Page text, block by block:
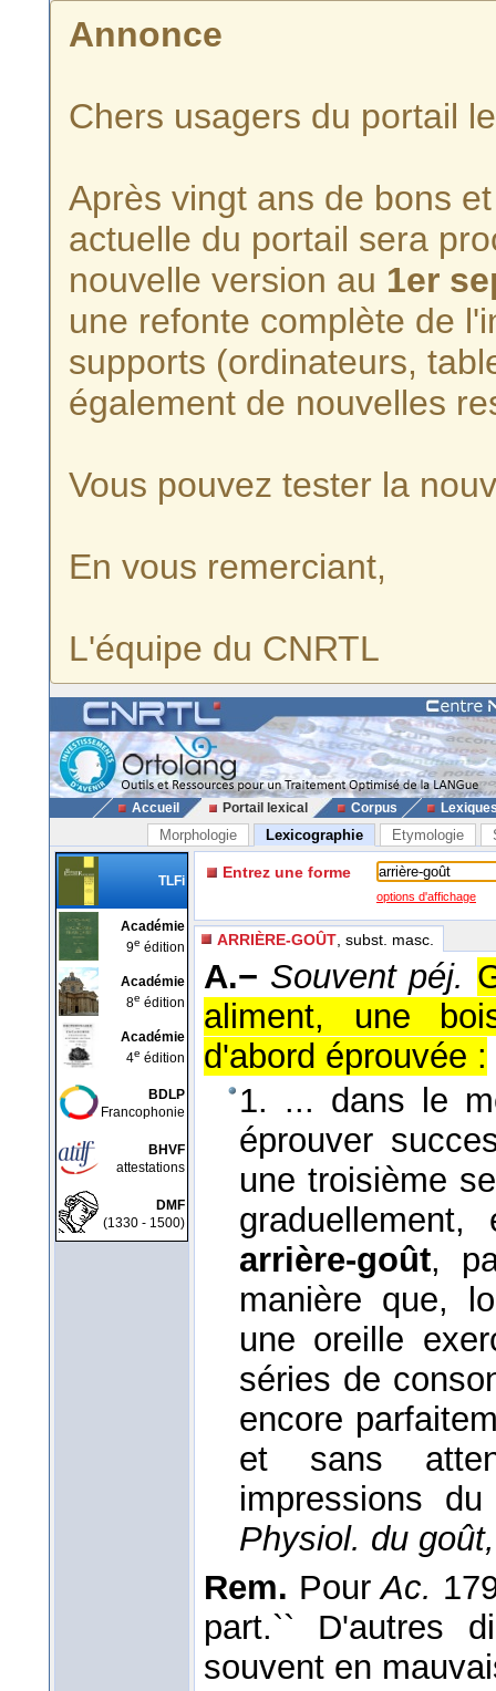
Annonce
Chers usagers du portail
Après vingt ans de bons
actuelle du portail sera
nouvelle version au 1er
une refonte complète de
supports (ordinateurs,
également de nouvelles
Vous pouvez tester la
En vous remerciant,
L'équipe du CNRTL
Accueil Portail lexical Corpus
Morphologie Lexicographie Etymologie
TLFi
Académie
9e édition
Académie
8e édition
Académie
4e édition
BDLP
Francophonie
BHVF
attestations
DMF
(1330 - 1500)
Entrez une forme
options d'affichage
ARRIÈRE-GOÛT , subst. masc.
A.− Souvent péj.
aliment, une
d'abord éprouvée :
1. ... dans le
éprouver
une troisième
arrière-goût,
manière que,
une oreille
séries de
encore
et sans
impressions
Physiol. du goût,
Rem. PourAc.
part.`` D'autres
souvent en